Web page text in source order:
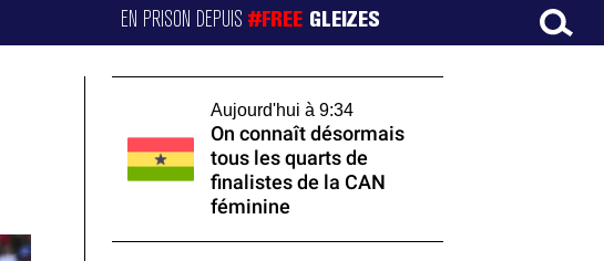
EN PRISON DEPUIS#FREE GLEIZES
Aujourd'hui à 9:34
On connaît désormais
tous les quarts de
finalistes de la CAN
féminine